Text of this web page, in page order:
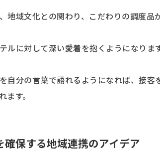
地域文化との関わり、こだわりの調度
ルに対して深い愛着を抱くようになります
自分の言葉で語れるようになれば、接
す。
保する地域連携のアイデア